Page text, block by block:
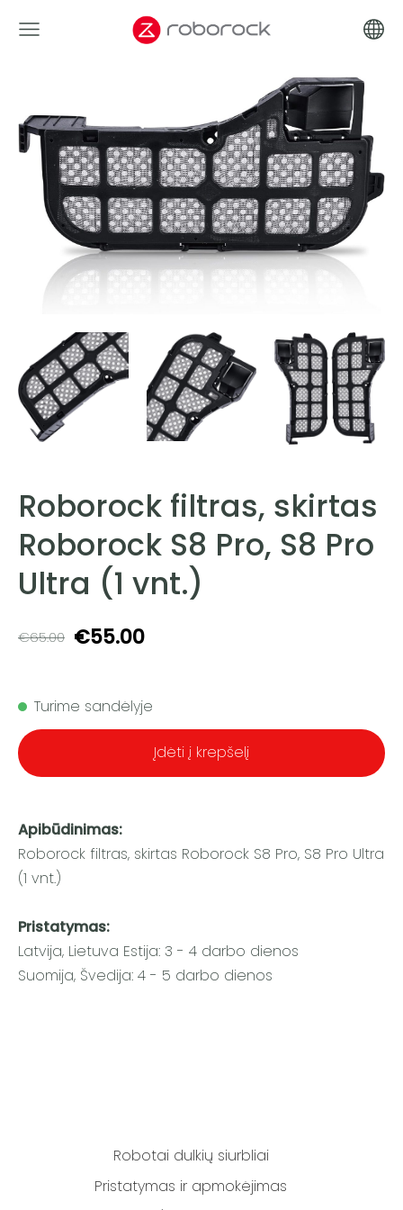
Roborock filtras, skirtas
Roborock S8 Pro, S8 Pro
Ultra (1 vnt.)
€65.00 €55.00
Turime sandėlyje
Įdėti į krepšelį
Apibūdinimas:
Roborock filtras, skirtas Roborock S8 Pro, S8 Pro Ultra
(1 vnt.)
Pristatymas:
Latvija, Lietuva Estija: 3 - 4 darbo dienos
Suomija, Švedija: 4 - 5 darbo dienos
Robotai dulkių siurbliai
Pristatymas ir apmokėjimas